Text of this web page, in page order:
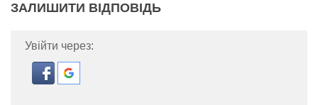
ЗАЛИШИТИ ВІДПОВІДЬ
Увійти через: